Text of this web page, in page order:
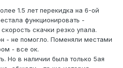
1.5 лет перекидка на 6-ой
функционировать -
скачки резко упала.
- не помогло. Поменяли местами
- все ок.
Но в наличии была только 5ая